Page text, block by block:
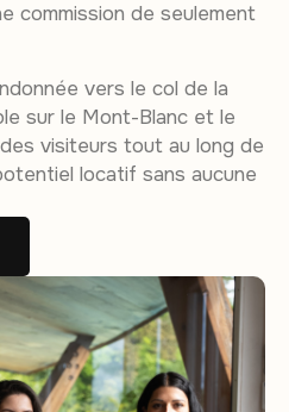
commission de seulement
vers le col de la
sur le Mont-Blanc et le
visiteurs tout au long de
locatif sans aucune